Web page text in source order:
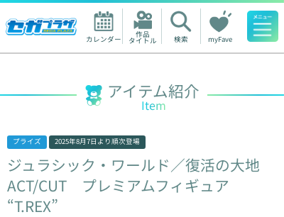
カレンダー 作品
タイトル 検索 myFave
人気ワード
アイテム紹介
Item
プライズ 2025年8月7日 より順次登場
ジュラシック・ワールド／復活の大地
ACT/CUT
プレミアムフィギュア
“T.REX”